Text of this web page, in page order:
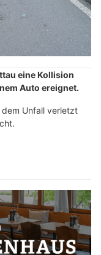
eine Kollision
Auto ereignet.
Unfall verletzt